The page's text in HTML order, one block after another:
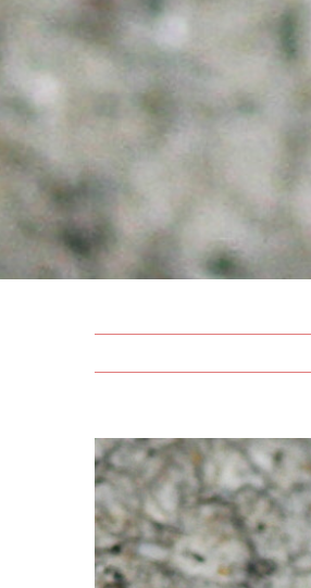
View
Larger
Image